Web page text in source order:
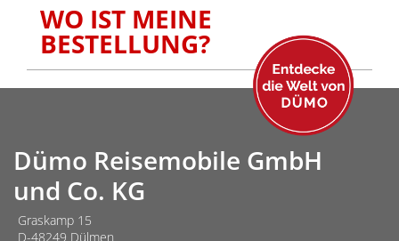
WO IST MEINE
BESTELLUNG?
Dümo Reisemobile GmbH
und Co. KG
Graskamp 15
D-48249 Dülmen